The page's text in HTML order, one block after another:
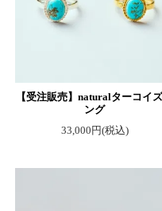
【受注販売】naturalターコイ
ング
33,000円(税込)